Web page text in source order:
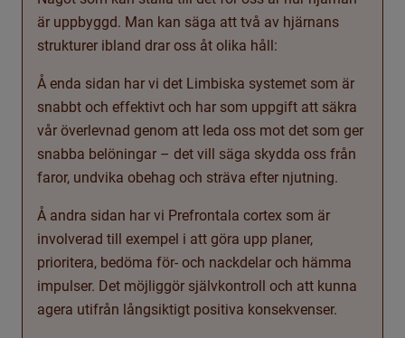
är uppbyggd. Man kan säga att två av hjärnans
strukturer ibland drar oss åt olika håll:
Å enda sidan har vi det Limbiska systemet som är
snabbt och effektivt och har som uppgift att säkra
vår överlevnad genom att leda oss mot det som ger
snabba belöningar – det vill säga skydda oss från
faror, undvika obehag och sträva efter njutning.
Å andra sidan har vi Prefrontala cortex som är
involverad till exempel i att göra upp planer,
prioritera, bedöma för- och nackdelar och hämma
impulser. Det möjliggör självkontroll och att kunna
agera utifrån långsiktigt positiva konsekvenser.